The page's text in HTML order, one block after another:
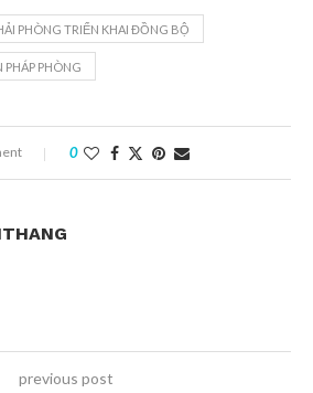
PHÒNG TRIỂN KHAI ĐỒNG BỘ
PHÒNG
0
previous post